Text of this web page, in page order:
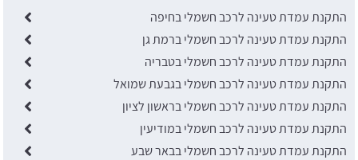
התקנת עמדת טעינה לרכב חשמלי בחיפה
התקנת עמדת טעינה לרכב חשמלי ברמת גן
התקנת עמדת טעינה לרכב חשמלי בטבריה
התקנת עמדת טעינה לרכב חשמלי בגבעת שמואל
התקנת עמדת טעינה לרכב חשמלי בראשון לציון
התקנת עמדת טעינה לרכב חשמלי במודיעין
התקנת עמדת טעינה לרכב חשמלי בבאר שבע